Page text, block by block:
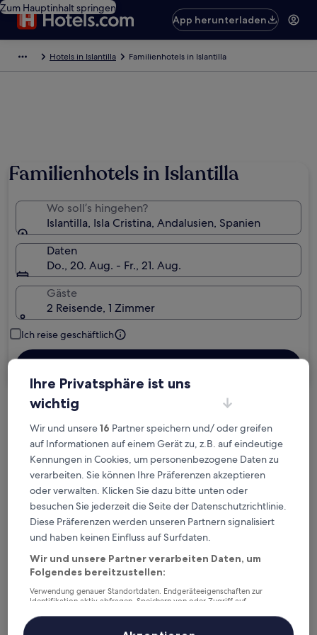
Zum Hauptinhalt springen
App herunterladen
Hotels in Islantilla Familienhotels in Islantilla
Familienhotels in Islantilla
Wo soll’s hingehen?
Islantilla, Isla Cristina, Andalusien, Spanien
Daten
Do., 20. Aug. - Fr., 21. Aug.
Gäste
2 Reisende, 1 Zimmer
Ich reise geschäftlich
Kostenlose Stornierung bei
Planänderungen
Verdiene Prämien für jede
wahrgenommene Übernachtung
Mehr sparen mit Preisen für Mitglieder
Überprüfe die Preise für diese Daten
Heute
Morgen
Ihre Privatsphäre ist uns
wichtig
Wir und unsere16 Partner speichern und/ oder greifen
auf Informationen auf einem Gerät zu, z.B. auf eindeutige
Kennungen in Cookies, um personenbezogene Daten zu
verarbeiten. Sie können Ihre Präferenzen akzeptieren
oder verwalten. Klicken Sie dazu bitte unten oder
besuchen Sie jederzeit die Seite der Datenschutzrichtlinie.
Diese Präferenzen werden unseren Partnern signalisiert
und haben keinen Einfluss auf Surfdaten.
Wir und unsere Partner verarbeiten Daten, um
Folgendes bereitzustellen:
Verwendung genauer Standortdaten. Endgeräteeigenschaften zur
Identifikation aktiv abfragen. Speichern von oder Zugriff auf
Inhalte, Messung von Werbeleistung und der Performance von Inhalten,
Zielgruppenforschung sowie Entwicklung und Verbesserung von